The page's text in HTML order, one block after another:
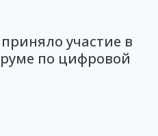
участие в
по цифровой